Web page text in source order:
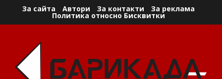
За сайта Автори За контакти За реклама
Политика относно Бисквитки